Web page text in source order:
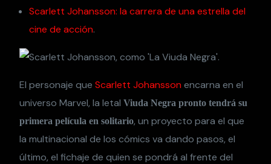
Scarlett Johansson: la carrera de una estrella del
cine de acción.
El personaje queScarlett Johansson encarna en el
universo Marvel, la letalViuda Negra pronto tendrá su
primera película en solitario, un proyecto para el que
la multinacional de los cómics va dando pasos, el
último, el fichaje de quien se pondrá al frente del